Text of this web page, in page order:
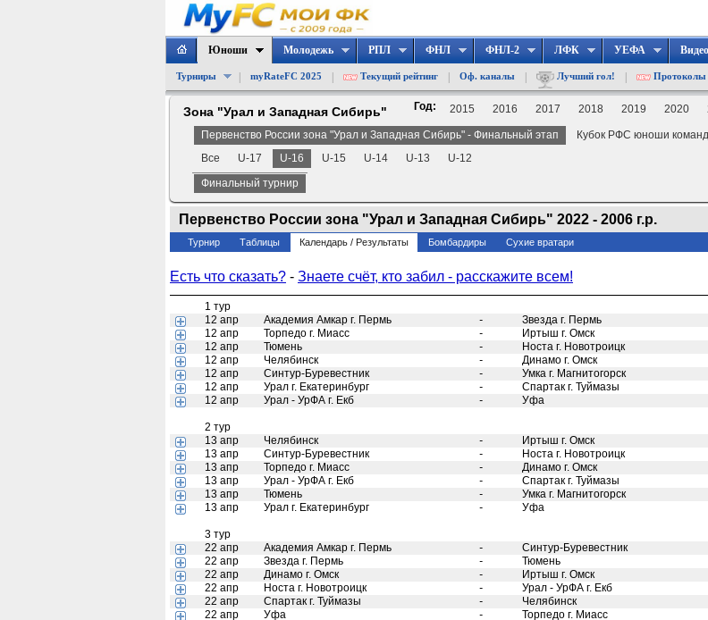
Юноши
Турниры myRateFC 2025 Текущий рейтинг Оф. каналы Лучший гол! Протоколы
Молодежь РПЛ ФНЛ ФНЛ-2 ЛФК УЕФА Видео
Зона "Урал и Западная Сибирь" Год: 2015 2016 2017 2018 2019 2020
Первенство России зона "Урал и Западная Сибирь" - Финальный этап
Кубок РФС юноши
Все
U-17 U-16 U-15 U-14 U-13
U-12
Финальный турнир
Первенство России зона "Урал и Западная Сибирь" 2022 - 2006 г.р.
Турнир Таблицы Календарь / Результаты Бомбардиры Сухие вратари
Есть что сказать? - Знаете счёт, кто забил - расскажите всем!
1 тур
12 апр
Академия Амкар г. Пермь - Звезда г. Пермь
12 апр
Торпедо г. Миасс - Иртыш г. Омск
12 апр
Тюмень - Носта г. Новотроицк
12 апр
Челябинск - Динамо г. Омск
12 апр
Синтур-Буревестник - Умка г. Магнитогорск
12 апр
Урал г. Екатеринбург - Спартак г. Туймазы
12 апр
Урал - УрФА г. Екб - Уфа
2 тур
13 апр
Челябинск - Иртыш г. Омск
13 апр
Синтур-Буревестник - Носта г. Новотроицк
13 апр
Торпедо г. Миасс - Динамо г. Омск
13 апр
Урал - УрФА г. Екб - Спартак г. Туймазы
13 апр
Тюмень - Умка г. Магнитогорск
13 апр
Урал г. Екатеринбург - Уфа
3 тур
22 апр
Академия Амкар г. Пермь - Синтур-Буревестник
22 апр
Звезда г. Пермь - Тюмень
22 апр
Динамо г. Омск - Иртыш г. Омск
22 апр
Носта г. Новотроицк - Урал - УрФА г. Екб
22 апр
Спартак г. Туймазы - Челябинск
22 апр
Уфа - Торпедо г. Миасс